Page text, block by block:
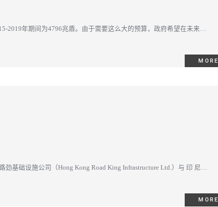
2019年期间为4796兆盾。由于需要这么大的预算，政府希望在未来的
MORE
基础设施公司（Hong Kong Road King Infrastructure Ltd.）与 印 尼
MORE